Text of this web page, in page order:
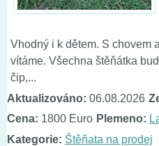
Vhodný i k dětem. S chovem
vítáme. Všechna štěňátka
čip,...
Aktualizováno: 06.08.2026
Cena: 1800 Euro Plemeno:
Kategorie: Štěňata na prodej